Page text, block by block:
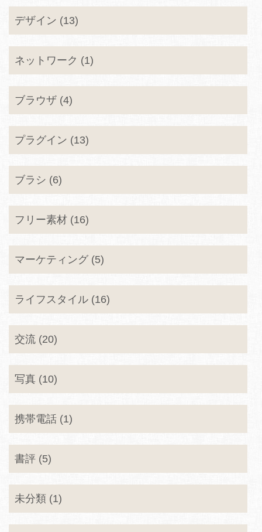
デザイン (13)
ネットワーク (1)
ブラウザ (4)
プラグイン (13)
ブラシ (6)
フリー素材 (16)
マーケティング (5)
ライフスタイル (16)
交流 (20)
写真 (10)
携帯電話 (1)
書評 (5)
未分類 (1)